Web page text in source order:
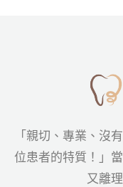
「親切、專業、沒
位患者的特質！」
又離